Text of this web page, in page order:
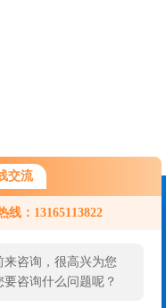
交流
线：13165113822
来咨询，很高兴为您
咨询什么问题呢？
系我们
24小时热线：